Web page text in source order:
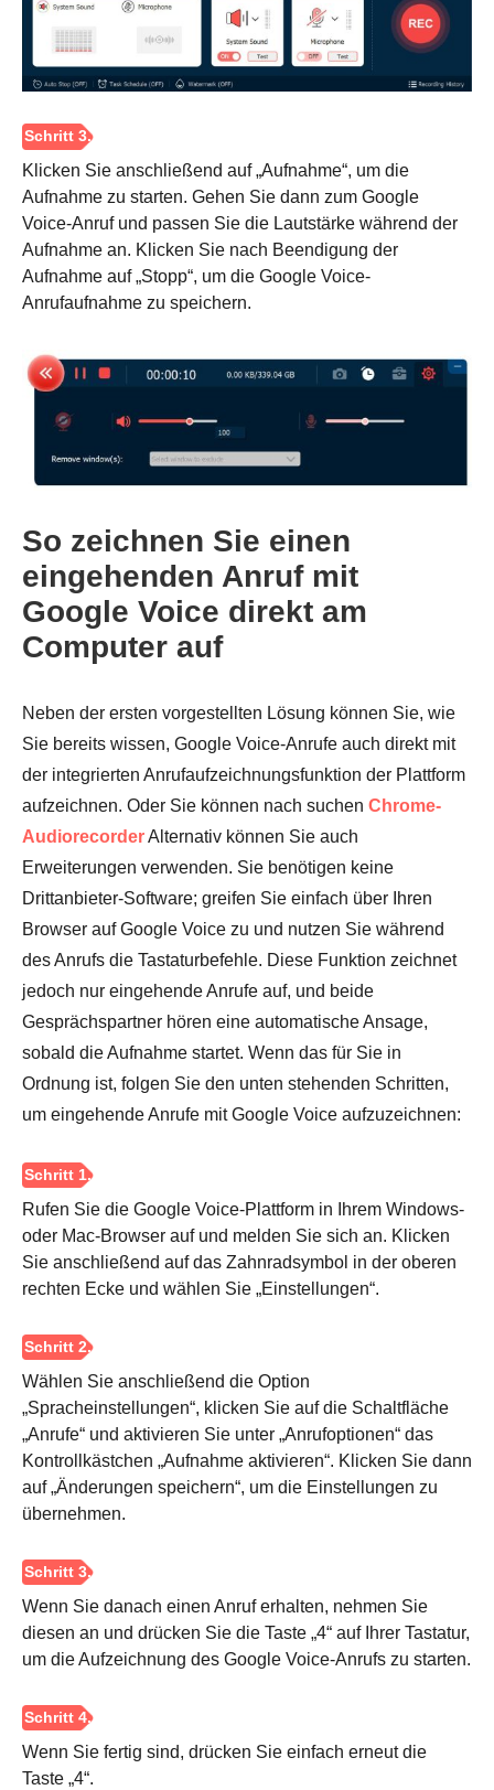
Schritt 3.
Klicken Sie anschließend auf „Aufnahme“, um die
Aufnahme zu starten. Gehen Sie dann zum Google
Voice-Anruf und passen Sie die Lautstärke während der
Aufnahme an. Klicken Sie nach Beendigung der
Aufnahme auf „Stopp“, um die Google Voice-
Anrufaufnahme zu speichern.
So zeichnen Sie einen
eingehenden Anruf mit
Google Voice direkt am
Computer auf
Neben der ersten vorgestellten Lösung können Sie, wie
Sie bereits wissen, Google Voice-Anrufe auch direkt mit
der integrierten Anrufaufzeichnungsfunktion der Plattform
aufzeichnen. Oder Sie können nach suchen Chrome-
AudiorecorderAlternativ können Sie auch
Erweiterungen verwenden. Sie benötigen keine
Drittanbieter-Software; greifen Sie einfach über Ihren
Browser auf Google Voice zu und nutzen Sie während
des Anrufs die Tastaturbefehle. Diese Funktion zeichnet
jedoch nur eingehende Anrufe auf, und beide
Gesprächspartner hören eine automatische Ansage,
sobald die Aufnahme startet. Wenn das für Sie in
Ordnung ist, folgen Sie den unten stehenden Schritten,
um eingehende Anrufe mit Google Voice aufzuzeichnen:
Rufen Sie die Google Voice-Plattform in Ihrem Windows-
oder Mac-Browser auf und melden Sie sich an. Klicken
Sie anschließend auf das Zahnradsymbol in der oberen
rechten Ecke und wählen Sie „Einstellungen“.
Wählen Sie anschließend die Option
„Spracheinstellungen“, klicken Sie auf die Schaltfläche
„Anrufe“ und aktivieren Sie unter „Anrufoptionen“ das
Kontrollkästchen „Aufnahme aktivieren“. Klicken Sie dann
auf „Änderungen speichern“, um die Einstellungen zu
übernehmen.
Wenn Sie danach einen Anruf erhalten, nehmen Sie
diesen an und drücken Sie die Taste „4“ auf Ihrer Tastatur,
um die Aufzeichnung des Google Voice-Anrufs zu starten.
Wenn Sie fertig sind, drücken Sie einfach erneut die
Taste „4“.